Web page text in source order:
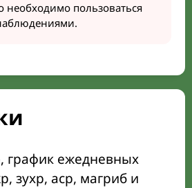
необходимо пользоваться
ежедневных
зухр, аср, магриб и